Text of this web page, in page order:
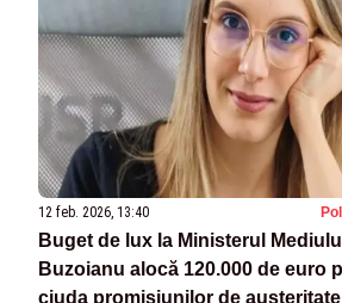
12 feb. 2026, 13:40
Buget de lux la Ministerul
Buzoianu alocă 120.000 de euro
ciuda promisiunilor de austeritate